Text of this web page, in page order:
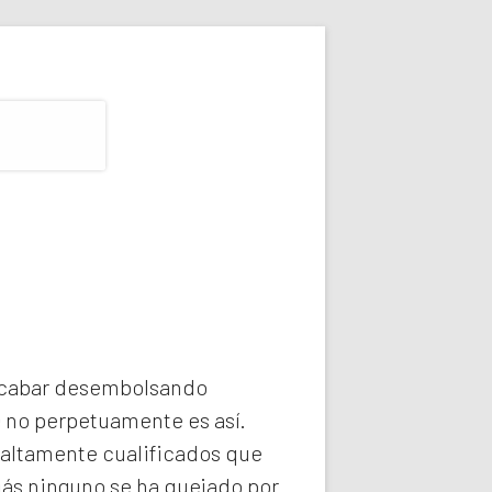
desembolsando
perpetuamente es así.
cualificados que
ninguno se ha quejado por